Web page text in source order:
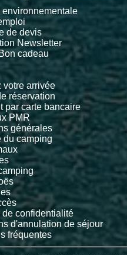
environnementale
de devis
Newsletter
cadeau
votre arrivée
réservation
par carte bancaire
PMR
générales
du camping
de confidentialité
d'annulation de séjour
fréquentes